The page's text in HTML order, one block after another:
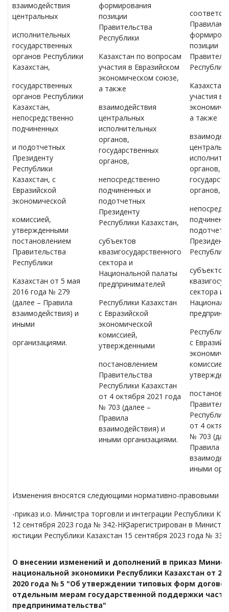
взаимодействия
центральных
исполнительных
государственных
органов Республики
Казахстан,
государственных
органов Республики
Казахстан,
непосредственно
подчиненных
и подотчетных
Президенту
Республики
Казахстан, с
Евразийской
экономической
комиссией,
утвержденными
постановлением
Правительства
Республики
Казахстан от 5 мая
2016 года № 279
(далее – Правила
взаимодействия) и
иными
организациями.
формирования
позиции
Правительства
Республики
Казахстан по вопросам
участия в Евразийском
экономическом союзе,
а также
взаимодействия
центральных
исполнительных
органов,
государственных
органов,
непосредственно
подчиненных и
подотчетных
Президенту
Республики Казахстан,
субъектов
квазигосударственного
сектора и
Национальной палаты
предпринимателей
Республики Казахстан
с Евразийской
экономической
комиссией,
утвержденными
постановлением
Правительства
Республики Казахстан
от 4 октября 2021 года
№ 703 (далее –
Правила
взаимодействия) и
иными организациями.
Правилами
позиции
участия в
а также
органов,
органов,
субъектов
сектора и
с
комиссией,
от 4
№ 703
Правила
иными
Изменения вносятся следующими нормативно-правовыми
-приказ и.о. Министра торговли и интеграции Республики
12 сентября 2023 года № 342-НҚ. Зарегистрирован в
юстиции Республики Казахстан 15 сентября 2023 года №
О внесении изменений и дополнений в приказ
национальной экономики Республики Казахстан от 29
2020 года № 5 "Об утверждении типовых форм
отдельным мерам государственной поддержки
предпринимательства"